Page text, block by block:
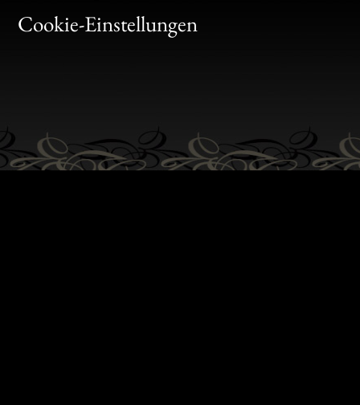
Cookie-Einstellungen